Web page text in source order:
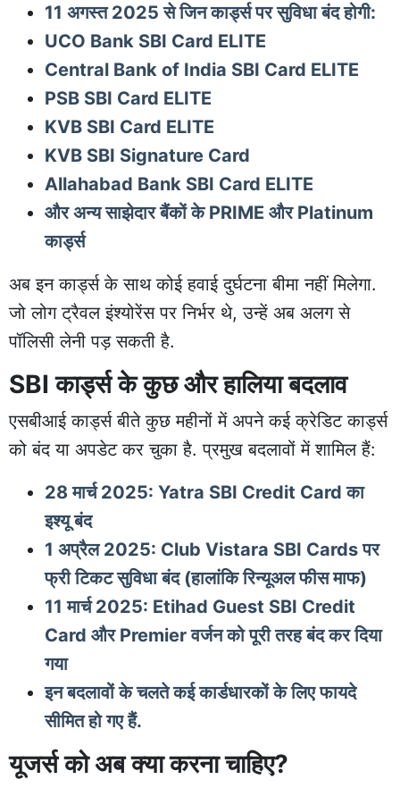
11 अगस्त 2025 से जिन कार्ड्स पर सुविधा बंद होगी:
UCO Bank SBI Card ELITE
Central Bank of India SBI Card ELITE
PSB SBI Card ELITE
KVB SBI Card ELITE
KVB SBI Signature Card
Allahabad Bank SBI Card ELITE
और अन्य साझेदार बैंकों के PRIME और Platinum
कार्ड्स
अब इन कार्ड्स के साथ कोई हवाई दुर्घटना बीमा नहीं मिलेगा.
जो लोग ट्रैवल इंश्योरेंस पर निर्भर थे, उन्हें अब अलग से
पॉलिसी लेनी पड़ सकती है.
SBI कार्ड्स के कुछ और हालिया बदलाव
एसबीआई कार्ड्स बीते कुछ महीनों में अपने कई क्रेडिट कार्ड्स
को बंद या अपडेट कर चुका है. प्रमुख बदलावों में शामिल हैं:
28 मार्च 2025: Yatra SBI Credit Card का
इश्यू बंद
1 अप्रैल 2025: Club Vistara SBI Cards पर
फ्री टिकट सुविधा बंद (हालांकि रिन्यूअल फीस माफ)
11 मार्च 2025: Etihad Guest SBI Credit
Card और Premier वर्जन को पूरी तरह बंद कर दिया
गया
इन बदलावों के चलते कई कार्डधारकों के लिए फायदे
सीमित हो गए हैं.
यूजर्स को अब क्या करना चाहिए?